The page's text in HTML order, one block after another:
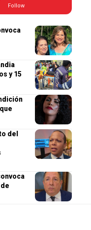
Follow
y 15
del